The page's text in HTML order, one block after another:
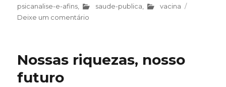
em
psicanalise-e-afins
saude-publica
vacina
Deixe um comentário
sua
Nossas riquezas, nosso
futuro